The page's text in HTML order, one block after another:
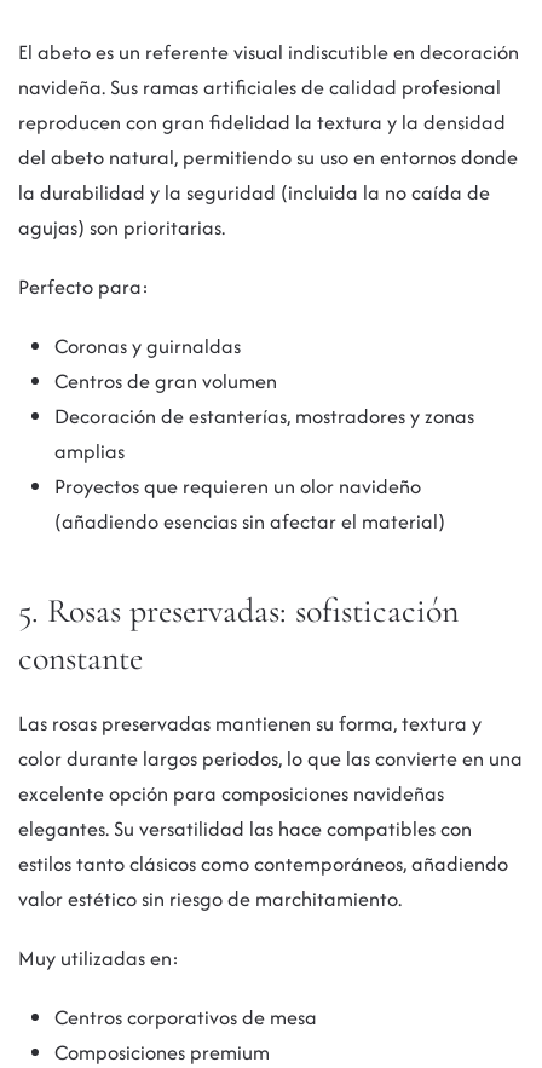
El abeto es un referente visual indiscutible en decoración
navideña. Sus ramas artificiales de calidad profesional
reproducen con gran fidelidad la textura y la densidad
del abeto natural, permitiendo su uso en entornos donde
la durabilidad y la seguridad (incluida la no caída de
agujas) son prioritarias.
Perfecto para:
Coronas y guirnaldas
Centros de gran volumen
Decoración de estanterías, mostradores y zonas
amplias
Proyectos que requieren un olor navideño
(añadiendo esencias sin afectar el material)
5. Rosas preservadas: sofisticación
constante
Las rosas preservadas mantienen su forma, textura y
color durante largos periodos, lo que las convierte en una
excelente opción para composiciones navideñas
elegantes. Su versatilidad las hace compatibles con
estilos tanto clásicos como contemporáneos, añadiendo
valor estético sin riesgo de marchitamiento.
Muy utilizadas en:
Centros corporativos de mesa
Composiciones premium